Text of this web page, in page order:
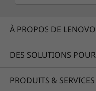
À PROPOS DE LENOVO
DES SOLUTIONS POUR
PRODUITS & SERVICES